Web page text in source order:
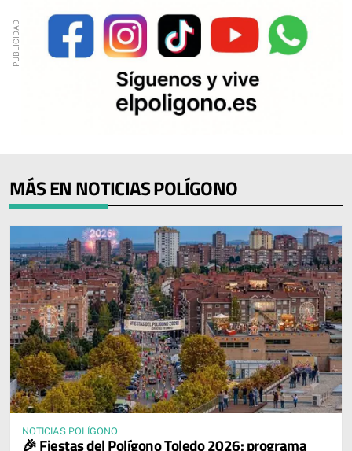
MÁS EN NOTICIAS POLÍGONO
NOTICIAS POLÍGONO
🎉 Fiestas del Polígono Toledo 2026: programa